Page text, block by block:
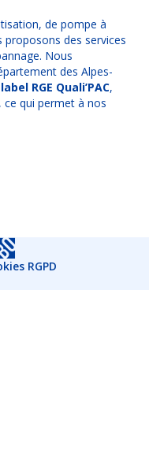
de pompe à
proposons des services
Nous
des Alpes-
RGE Quali’PAC,
ce qui permet à nos
RGPD